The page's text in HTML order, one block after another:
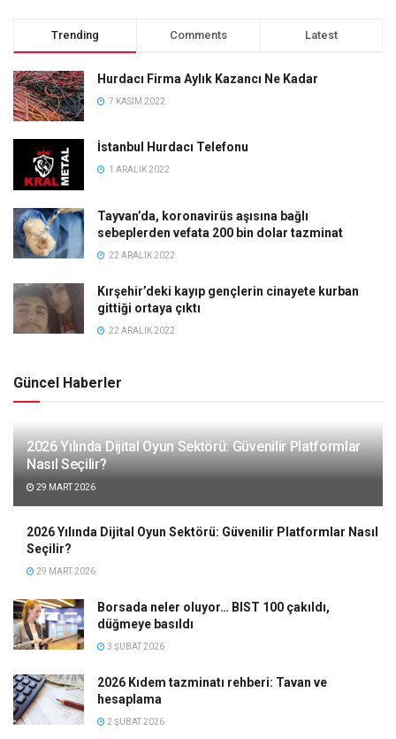
Trending Comments Latest
Hurdacı Firma Aylık Kazancı Ne Kadar
7 KASIM 2022
İstanbul Hurdacı Telefonu
1 ARALIK 2022
Tayvan’da, koronavirüs aşısına bağlı
sebeplerden vefata 200 bin dolar tazminat
22 ARALIK 2022
Kırşehir’deki kayıp gençlerin cinayete kurban
gittiği ortaya çıktı
22 ARALIK 2022
Güncel Haberler
2026 Yılında Dijital Oyun Sektörü: Güvenilir Platformlar
Nasıl Seçilir?
29 MART 2026
2026 Yılında Dijital Oyun Sektörü: Güvenilir Platformlar Nasıl
Seçilir?
29 MART 2026
Borsada neler oluyor… BIST 100 çakıldı,
düğmeye basıldı
3 ŞUBAT 2026
2026 Kıdem tazminatı rehberi: Tavan ve
hesaplama
2 ŞUBAT 2026